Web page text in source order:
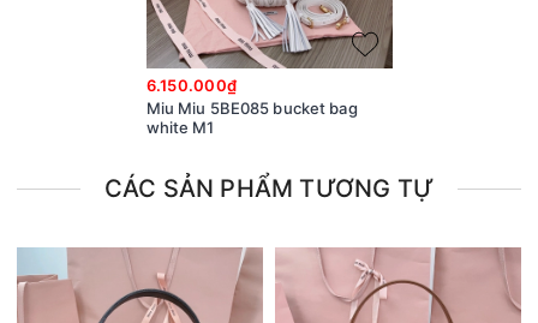
6.150.000₫
Miu Miu 5BE085 bucket bag
white M1
CÁC SẢN PHẨM TƯƠNG TỰ